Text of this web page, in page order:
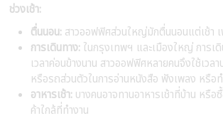
ช่วงเช้า:
ตื่นนอน: สาวออฟฟิศส่วนใหญ่มักตื่นนอนแต่เช้า
การเดินทาง: ในกรุงเทพฯ และเมืองใหญ่ การเ
เวลาค่อนข้างนาน สาวออฟฟิศหลายคนจึงใช้เวล
หรือรถส่วนตัวในการอ่านหนังสือ ฟังเพลง หรือ
อาหารเช้า: บางคนอาจทานอาหารเช้าที่บ้าน หรือ
ค้าใกล้ที่ทำงาน